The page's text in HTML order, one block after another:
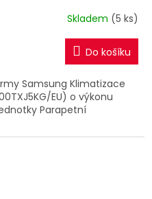
R
M
A
Skladem (5 ks)
Do košíku
Samsung Klimatizace
EU) o výkonu
Parapetní